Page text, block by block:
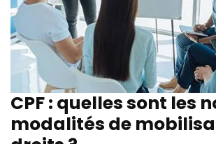
CPF : quelles sont les
modalités de